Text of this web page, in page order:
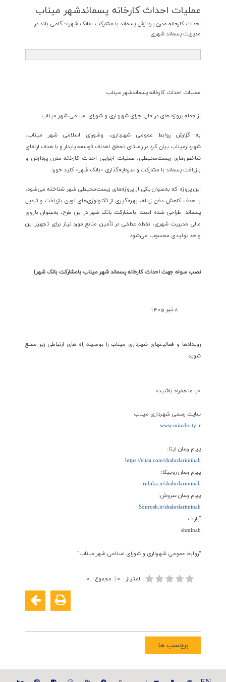
عملیات احداث كارخانه پسماندشهر میناب
احداث کارخانه مدرن پردازش پسماند با مشارکت «بانک شهر»؛ گامی بلند در
مدیریت پسماند شهری
عملیات احداث کارخانه پسماندشهر میناب
از جمله پروژه های در حال اجرای شهرداری و شورای اسلامی شهر میناب
به گزارش روابط عمومی شهرداری، وشورای اسلامی شهر میناب،
شهردارمیناب بیان کرد در راستای تحقق اهداف توسعه پایدار و با هدف ارتقای
شاخص‌های زیست‌محیطی، عملیات اجرایی احداث کارخانه مدرن پردازش و
بازیافت پسماند با مشارکت و سرمایه‌گذاری «بانک شهر» کلید خورد.
این پروژه که به‌عنوان یکی از پروژه‌های زیست‌محیطی شهر شناخته می‌شود،
با هدف کاهش دفن زباله، بهره‌گیری از تکنولوژی‌های نوین بازیافت و تبدیل
پسماند طراحی شده است. بامشارکت بانک شهر در این طرح، به‌عنوان بازوی
مالی مدیریت شهری، نقطه عطفی در تأمین منابع مورد نیاز برای تجهیز این
واحد تولیدی محسوب می‌شود.
نصب سوله جهت احداث کارخانه پسماند شهر میناب بامشارکت بانک شهر)
رویدادها و فعالیتهای شهرداری میناب را بوسیله راه های ارتباطی زیر مطلع
شوید
«با ما همراه باشید»
سایت رسمی شهرداری میناب
www.minabcity.ir
پیام رسان ایتا:
https://eitaa.com/shahrdariminab
پیام رسان روبیکا:
rubika.ir/shahrdariminab
پیام رسان سروش:
Sourosh.ir/shahrdariminab
آپارات:
shminab
"روابط عمومی شهرداری و شورای اسلامی شهر میناب"
امتیاز : ۰ | مجموع : ۰
برچسب ها